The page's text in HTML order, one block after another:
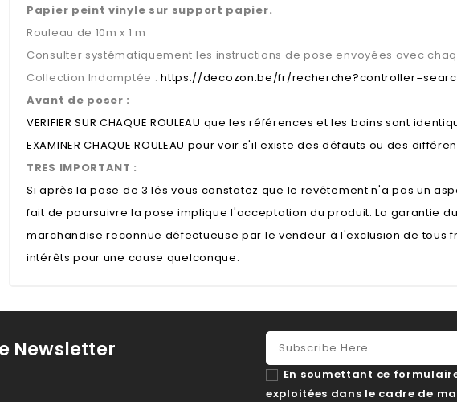
Papier peint vinyle sur support papier.
Rouleau de 10m x 1 m
Consulter systématiquement les instructions de pose envoyées avec
Collection Indomptée :https://decozon.be/fr/
Avant de poser :
VERIFIER SUR CHAQUE ROULEAU que les références et les bains sont
EXAMINER CHAQUE ROULEAU pour voir s'il existe des défauts ou des
TRES IMPORTANT :
Si après la pose de 3 lés vous constatez que le revêtement n'a pas un
fait de poursuivre la pose implique l'acceptation du produit. La garantie
marchandise reconnue défectueuse par le vendeur à l'exclusion de tous
intérêts pour une cause quelconque.
Newsletter
En soumettant ce
exploitées dans le cadre de